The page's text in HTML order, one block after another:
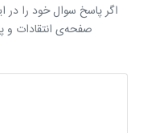
اگر پاسخ سوال خود را در
صفحه‌ی انتقادات و